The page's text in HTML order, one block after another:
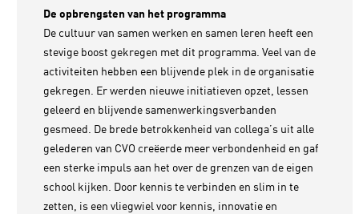
De opbrengsten van het programma
De cultuur van samen werken en samen leren heeft een
stevige boost gekregen met dit programma. Veel van de
activiteiten hebben een blijvende plek in de organisatie
gekregen. Er werden nieuwe initiatieven opzet, lessen
geleerd en blijvende samenwerkingsverbanden
gesmeed. De brede betrokkenheid van collega’s uit alle
gelederen van CVO creëerde meer verbondenheid en gaf
een sterke impuls aan het over de grenzen van de eigen
school kijken. Door kennis te verbinden en slim in te
zetten, is een vliegwiel voor kennis, innovatie en